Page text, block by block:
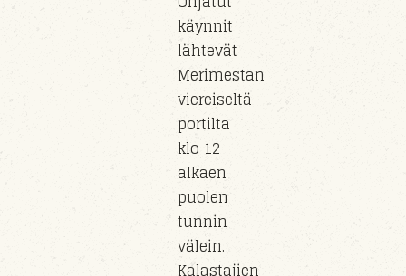
käynnit
lähtevät
Merimestan
viereiseltä
portilta
klo 12
alkaen
puolen
tunnin
välein.
Kalastajien